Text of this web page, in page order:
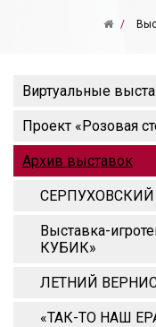
Виртуальные
Проект «Розовая
Архив выставок
Выставка-
КУБИК»
ЛЕТНИЙ
«ТАК-ТО НАШ